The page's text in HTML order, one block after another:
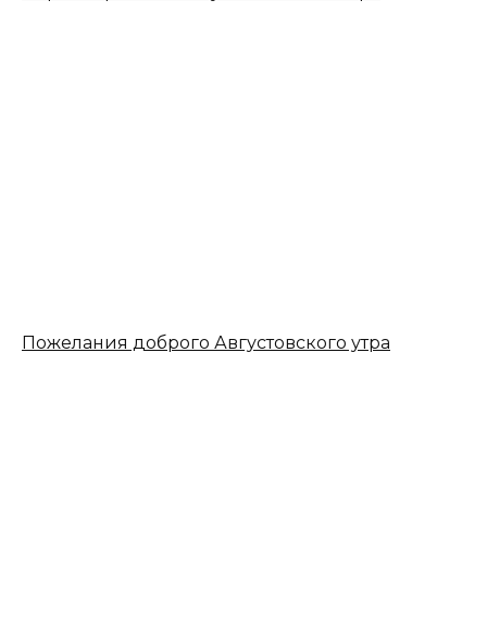
Пожелания доброго Августовского утра